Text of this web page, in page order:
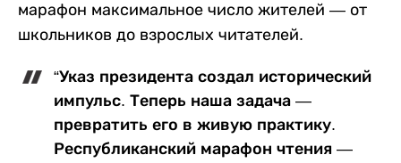
марафон максимальное число жителей — от
школьников до взрослых читателей.
“Указ президента создал исторический
импульс. Теперь наша задача —
превратить его в живую практику.
Республиканский марафон чтения —